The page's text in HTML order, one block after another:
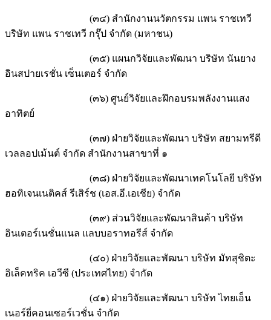
(๓๔) สำนักงานนวัตกรรม แพน ราชเทวี
บริษัท แพน ราชเทวี กรุ๊ป จำกัด (มหาชน)
(๓๕) แผนกวิจัยและพัฒนา บริษัท นันยาง
อินสปายเรชั่น เซ็นเตอร์ จำกัด
(๓๖) ศูนย์วิจัยและฝึกอบรมพลังงานแสง
อาทิตย์
(๓๗) ฝ่ายวิจัยและพัฒนา บริษัท สยามทรีดี
เวลลอปเม้นต์ จำกัด สำนักงานสาขาที่ ๑
(๓๘) ฝ่ายวิจัยและพัฒนาเทคโนโลยี บริษัท
ฮอทิเจนเนติคส์ รีเสิร์ช (เอส.อี.เอเชีย) จำกัด
(๓๙) ส่วนวิจัยและพัฒนาสินค้า บริษัท
อินเตอร์เนชั่นแนล แลบบอราทอรีส์ จำกัด
(๔๐) ฝ่ายวิจัยและพัฒนา บริษัท มัทสุชิตะ
อิเล็คทริค เอวีซี (ประเทศไทย) จำกัด
(๔๑) ฝ่ายวิจัยและพัฒนา บริษัท ไทยเอ็น
เนอร์ยี่คอนเซอร์เวชั่น จำกัด